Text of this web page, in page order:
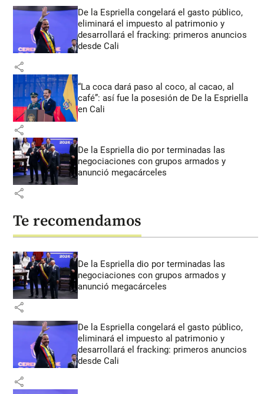
De la Espriella congelará el gasto público,
eliminará el impuesto al patrimonio y
desarrollará el fracking: primeros anuncios
desde Cali
share
“La coca dará paso al coco, al cacao, al
café”: así fue la posesión de De la Espriella
en Cali
share
De la Espriella dio por terminadas las
negociaciones con grupos armados y
anunció megacárceles
share
Te recomendamos
De la Espriella dio por terminadas las
negociaciones con grupos armados y
anunció megacárceles
share
De la Espriella congelará el gasto público,
eliminará el impuesto al patrimonio y
desarrollará el fracking: primeros anuncios
desde Cali
share